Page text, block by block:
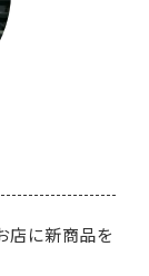
店に新商品を